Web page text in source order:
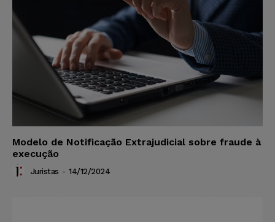
Modelo de Notificação Extrajudicial sobre fraude à
execução
Juristas - 14/12/2024